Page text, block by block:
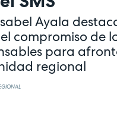
Ayala
compromiso de
para
regional